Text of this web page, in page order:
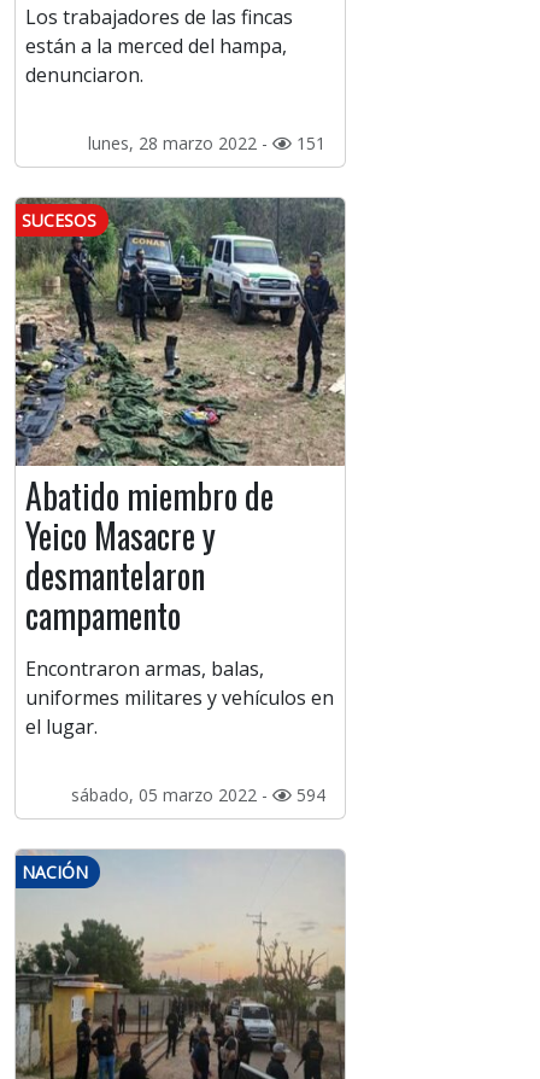
Los trabajadores de las fincas
están a la merced del hampa,
denunciaron.
lunes, 28 marzo 2022 - 151
SUCESOS
Abatido miembro de
Yeico Masacre y
desmantelaron
campamento
Encontraron armas, balas,
uniformes militares y vehículos en
el lugar.
sábado, 05 marzo 2022 - 594
NACIÓN